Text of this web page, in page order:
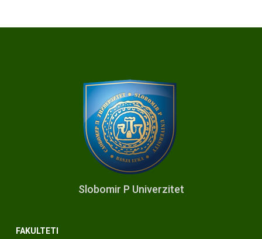
Slobomir P Univerzitet
FAKULTETI